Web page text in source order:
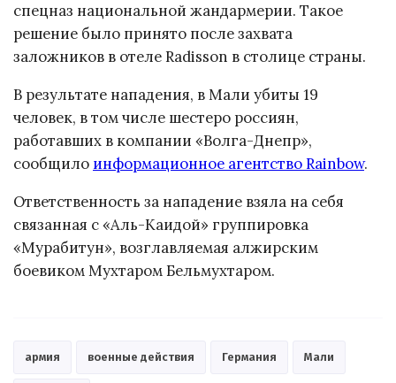
спецназ национальной жандармерии. Такое
решение было принято после захвата
заложников в отеле Radisson в столице страны.
В результате нападения, в Мали убиты 19
человек, в том числе шестеро россиян,
работавших в компании «Волга-Днепр»,
сообщило информационное агентство Rainbow.
Ответственность за нападение взяла на себя
связанная с «Аль-Каидой» группировка
«Мурабитун», возглавляемая алжирским
боевиком Мухтаром Бельмухтаром.
армия военные действия Германия Мали